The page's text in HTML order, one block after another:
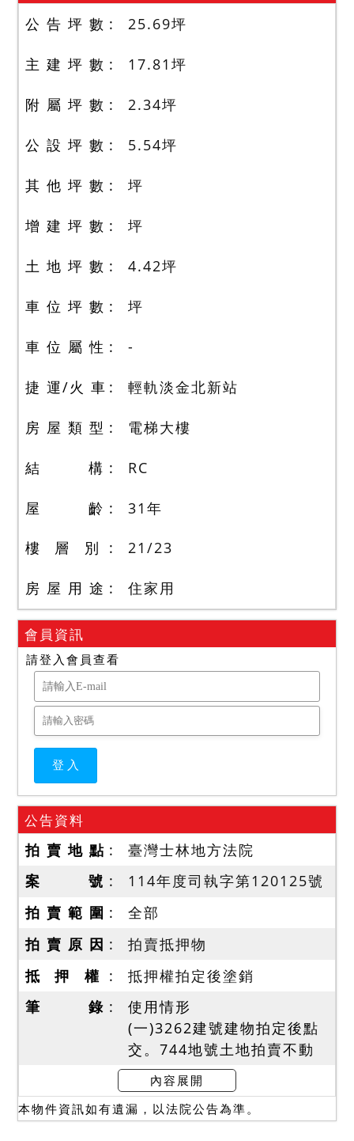
公 告 坪 數 25.69坪
主 建 坪 數 17.81 坪
附 屬 坪 數 2.34坪
公 設 坪 數 5.54坪
其 他 坪 數 坪
增 建 坪 數 坪
土 地 坪 數 4.42坪
車 位 坪 數 坪
車 位 屬 性 -
捷 運/火 車 輕軌淡金北新站
房 屋 類 型 電梯大樓
結 構 RC
屋 齡 31 年
樓 層 別 21 /23
房 屋 用 途 住家用
會員資訊
請登入會員查看
公告資料
拍 賣 地 點
臺灣士林地方法院
案 號
114年度司執字第120125號
拍 賣 範 圍
全部
拍 賣 原 因
拍賣抵押物
抵 押 權
抵押權拍定後塗銷
筆 錄
使用情形
(一)3262建號建物拍定後點
交。744地號土地拍賣不動
產應有部分，拍定後不點
交。
(二)115年1月19日現場查封
內容展開
本物件資訊如有遺漏，以法院公告為準。